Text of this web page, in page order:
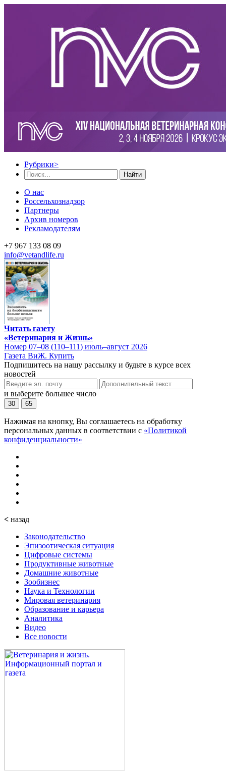
Рубрики>
Найти
О нас
Россельхознадзор
Партнеры
Архив номеров
Рекламодателям
+7 967 133 08 09
info@vetandlife.ru
Читать газету
«Ветеринария и Жизнь»
Номер 07–08 (110–111) июль–август 2026
Газета ВиЖ. Купить
Подпишитесь на нашу рассылку и будьте в курсе всех
новостей
и выберите большее число
30 65
Нажимая на кнопку, Вы соглашаетесь на обработку
персональных данных в соответствии с «Политикой
конфиденциальности»
< назад
Законодательство
Эпизоотическая ситуация
Цифровые системы
Продуктивные животные
Домашние животные
Зообизнес
Наука и Технологии
Мировая ветеринария
Образование и карьера
Аналитика
Видео
Все новости